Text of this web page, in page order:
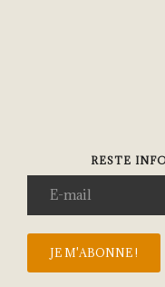
RESTE